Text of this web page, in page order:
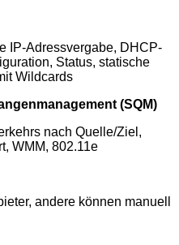
IP-Adressvergabe, DHCP-
Status, statische
Wildcards
(SQM)
nach Quelle/Ziel,
WMM, 802.11e
andere können manuell